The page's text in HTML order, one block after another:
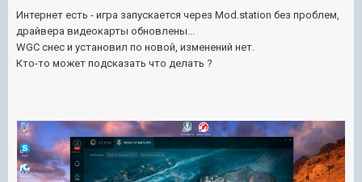
Интернет есть - игра запускается через Mod.station без проблем,
драйвера видеокарты обновлены...
WGC снес и установил по новой, изменений нет.
Кто-то может подсказать что делать ?